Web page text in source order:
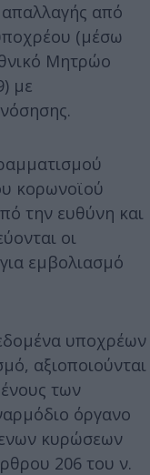
από
(μέσω
Μητρώο
με
κορωνοϊού
την ευθύνη και
οι
εμβολιασμό
υποχρέων
αξιοποιούνται
των
όργανο
κυρώσεων
206 του ν.